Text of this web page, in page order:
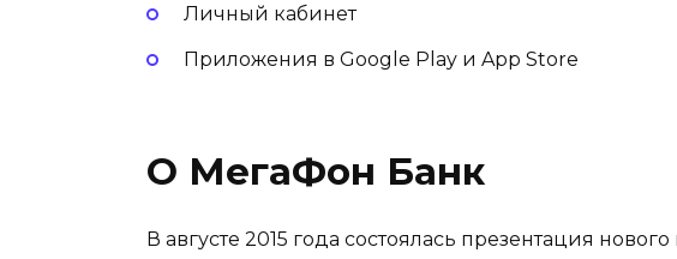
Личный кабинет
Приложения в Google Play и App Store
О МегаФон Банк
В августе 2015 года состоялась презентация